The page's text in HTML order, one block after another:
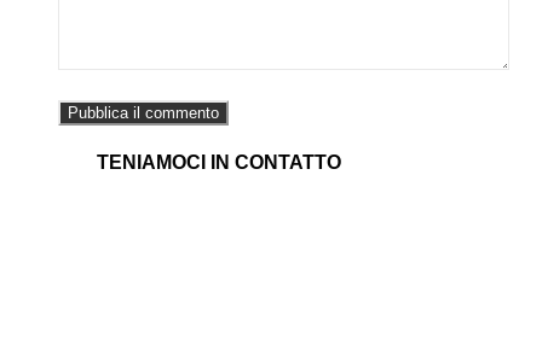
TENIAMOCI IN CONTATTO